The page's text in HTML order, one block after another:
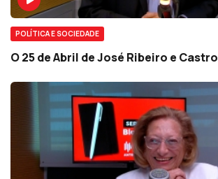
POLÍTICA E SOCIEDADE
O 25 de Abril de José Ribeiro e Castro